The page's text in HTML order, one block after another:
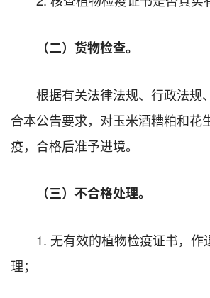
（二）货物检查。
根据有关法律法规、行政法规
合本公告要求，对玉米酒糟粕和花
疫，合格后准予进境。
（三）不合格处理。
1. 无有效的植物检疫证书，作
理；